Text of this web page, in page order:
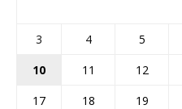
3
4 5
10
11 12
17
18 19